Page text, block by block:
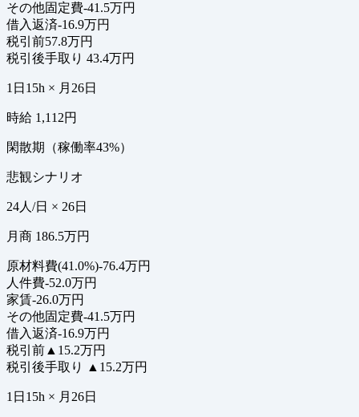
その他固定費-41.5万円
借入返済-16.9万円
税引前57.8万円
税引後手取り 43.4万円
1日15h × 月26日
時給 1,112円
閑散期（稼働率43%）
悲観シナリオ
24人/日 × 26日
月商 186.5万円
原材料費(41.0%)-76.4万円
人件費-52.0万円
家賃-26.0万円
その他固定費-41.5万円
借入返済-16.9万円
税引前 ▲15.2万円
税引後手取り
▲15.2万円
1日15h × 月26日